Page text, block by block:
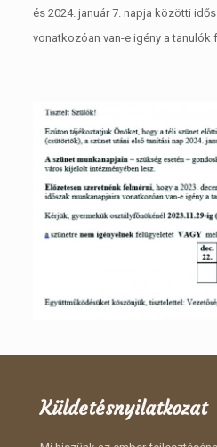
és 2024. január 7. napja közötti
vonatkozóan van-e igény a tanulók
Küldetésnyilatkozat